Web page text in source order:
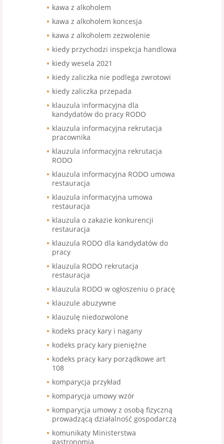
kawa z alkoholem
kawa z alkoholem koncesja
kawa z alkoholem zezwolenie
kiedy przychodzi inspekcja handlowa
kiedy wesela 2021
kiedy zaliczka nie podlega zwrotowi
kiedy zaliczka przepada
klauzula informacyjna dla
kandydatów do pracy RODO
klauzula informacyjna rekrutacja
pracownika
klauzula informacyjna rekrutacja
RODO
klauzula informacyjna RODO umowa
restauracja
klauzula informacyjna umowa
restauracja
klauzula o zakazie konkurencji
restauracja
klauzula RODO dla kandydatów do
pracy
klauzula RODO rekrutacja
restauracja
klauzula RODO w ogłoszeniu o pracę
klauzule abuzywne
klauzulę niedozwolone
kodeks pracy kary i nagany
kodeks pracy kary pieniężne
kodeks pracy kary porządkowe art
108
komparycja przykład
komparycja umowy wzór
komparycja umowy z osobą fizyczną
prowadzącą działalność gospodarczą
komunikaty Ministerstwa
gastronomia